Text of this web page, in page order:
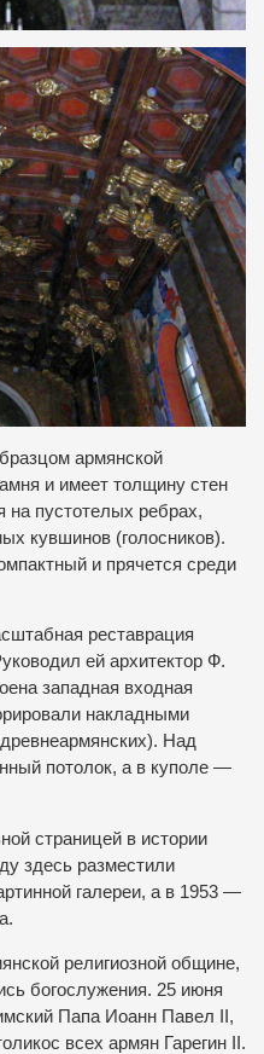
армянской
и имеет толщину стен
на пустотелых ребрах,
кувшинов (голосников).
и прячется среди
реставрация
ей архитектор Ф.
западная входная
накладными
Над
потолок, а в куполе —
страницей в истории
здесь разместили
галереи, а в 1953 —
религиозной общине,
богослужения. 25 июня
Папа Иоанн Павел II,
всех армян Гарегин II.